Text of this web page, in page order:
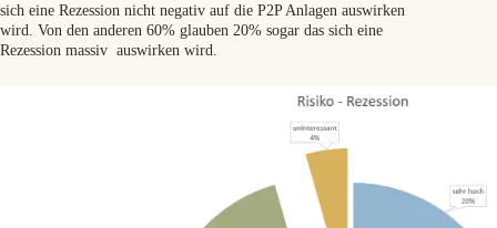
sich eine Rezession nicht negativ auf die P2P Anlagen auswirken
wird. Von den anderen 60% glauben 20% sogar das sich eine
Rezession massiv auswirken wird.